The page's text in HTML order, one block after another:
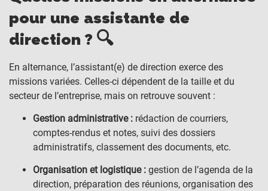
pour une assistante de
direction ? 🔍
En alternance, l’assistant(e) de direction exerce des
missions variées. Celles-ci dépendent de la taille et du
secteur de l’entreprise, mais on retrouve souvent :
Gestion administrative : rédaction de courriers,
comptes-rendus et notes, suivi des dossiers
administratifs, classement des documents, etc.
Organisation et logistique : gestion de l’agenda de la
direction, préparation des réunions, organisation des